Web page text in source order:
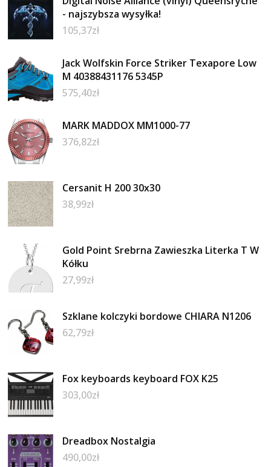
- najszybsza wysyłka!
105,37zł
Jack Wolfskin Force Striker Texapore Low
M 40388431176 5345P
575,40zł
MARK MADDOX MM1000-77
376,82zł
Cersanit H 200 30x30
38,99zł
Gold Point Srebrna Zawieszka Literka T W
Kółku
27,99zł
Szklane kolczyki bordowe CHIARA N1206
62,79zł
Fox keyboards keyboard FOX K25
303,00zł
Dreadbox Nostalgia
490,00zł